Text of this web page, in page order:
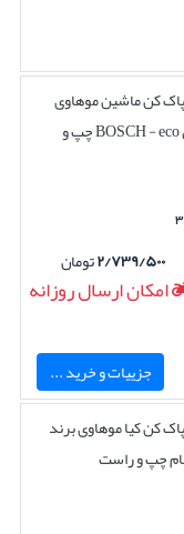
کن ماشین موهاوی
برند بوش BOSCH - eco چپ و
۲/۷۳۹/۵۰۰تومان
امکان ارسال روزانه
جزییات و خرید ...
کن کیا موهاوی برند